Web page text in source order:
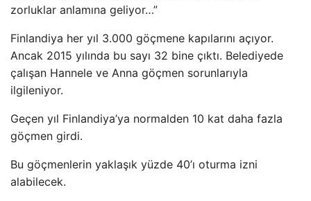
zorluklar anlamına geliyor…”
Finlandiya her yıl 3.000 göçmene kapılarını açıyor.
Ancak 2015 yılında bu sayı 32 bine çıktı. Belediyede
çalışan Hannele ve Anna göçmen sorunlarıyla
ilgileniyor.
Geçen yıl Finlandiya’ya normalden 10 kat daha fazla
göçmen girdi.
Bu göçmenlerin yaklaşık yüzde 40’ı oturma izni
alabilecek.